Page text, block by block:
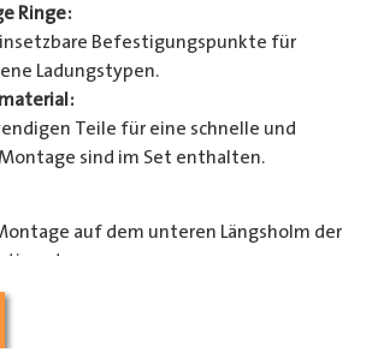
Ringe:
Befestigungspunkte für
Ladungstypen.
Teile für eine schnelle und
sind im Set enthalten.
auf dem unteren Längsholm der
verbessern Sie die